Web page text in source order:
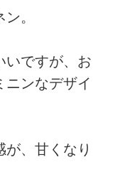
。
いですが、お
ニンなデザイ
が、甘くなり